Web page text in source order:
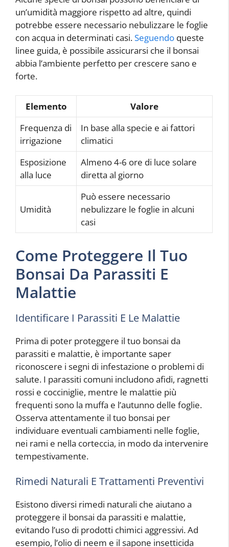
un’umidità maggiore rispetto ad altre, quindi
potrebbe essere necessario nebulizzare le foglie
con acqua in determinati casi.Seguendo queste
linee guida, è possibile assicurarsi che il bonsai
abbia l’ambiente perfetto per crescere sano e
forte.
Elemento
Valore
Frequenza di
irrigazione
In base alla specie e ai fattori
climatici
Esposizione
alla luce
Almeno 4-6 ore di luce solare
diretta al giorno
Umidità
Può essere necessario
nebulizzare le foglie in alcuni
casi
Come Proteggere Il Tuo
Bonsai Da Parassiti E
Malattie
Identificare I Parassiti E Le Malattie
Prima di poter proteggere il tuo bonsai da
parassiti e malattie, è importante saper
riconoscere i segni di infestazione o problemi di
salute. I parassiti comuni includono afidi, ragnetti
rossi e cocciniglie, mentre le malattie più
frequenti sono la muffa e l’autunno delle foglie.
Osserva attentamente il tuo bonsai per
individuare eventuali cambiamenti nelle foglie,
nei rami e nella corteccia, in modo da intervenire
tempestivamente.
Rimedi Naturali E Trattamenti Preventivi
Esistono diversi rimedi naturali che aiutano a
proteggere il bonsai da parassiti e malattie,
evitando l’uso di prodotti chimici aggressivi. Ad
esempio, l’olio di neem e il sapone insetticida